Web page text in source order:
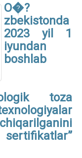
O�?
zbekistonda
2023 yil 1
iyundan
boshlab
toza